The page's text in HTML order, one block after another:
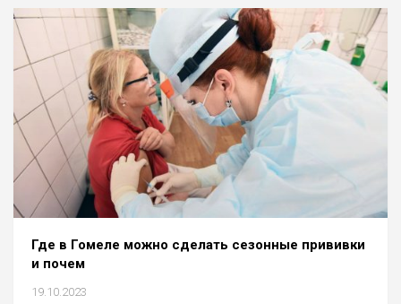
Где в Гомеле можно сделать сезонные прививки
и почем
19.10.2023